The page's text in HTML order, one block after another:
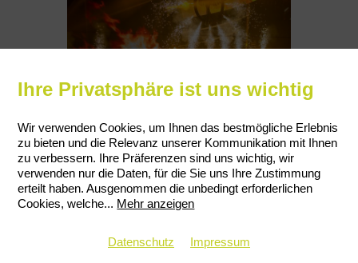
Ihre Privatsphäre ist uns wichtig
Wir verwenden Cookies, um Ihnen das bestmögliche Erlebnis
zu bieten und die Relevanz unserer Kommunikation mit Ihnen
zu verbessern. Ihre Präferenzen sind uns wichtig, wir
verwenden nur die Daten, für die Sie uns Ihre Zustimmung
erteilt haben. Ausgenommen die unbedingt erforderlichen
Cookies, welche... Mehr anzeigen
Datenschutz Impressum